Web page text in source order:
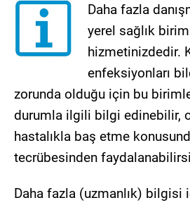
Daha fazla
yerel sağlık
hizmetinizdedir.
enfeksiyonları
zorunda olduğu için bu
durumla ilgili bilgi edinebilir,
hastalıkla baş etme
tecrübesinden
Daha fazla (uzmanlık) bilgisi